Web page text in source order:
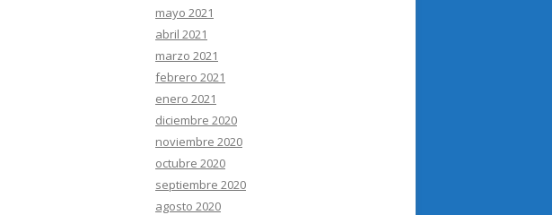
mayo 2021
abril 2021
marzo 2021
febrero 2021
enero 2021
diciembre 2020
noviembre 2020
octubre 2020
septiembre 2020
agosto 2020